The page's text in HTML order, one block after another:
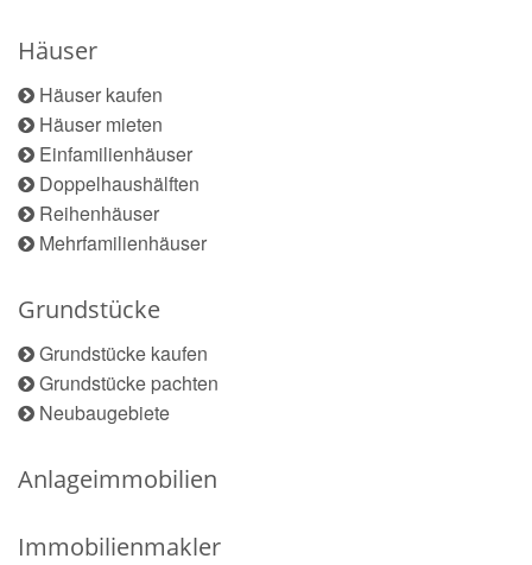
Häuser
Häuser kaufen
Häuser mieten
Einfamilienhäuser
Doppelhaushälften
Reihenhäuser
Mehrfamilienhäuser
Grundstücke
Grundstücke kaufen
Grundstücke pachten
Neubaugebiete
Anlageimmobilien
Immobilienmakler